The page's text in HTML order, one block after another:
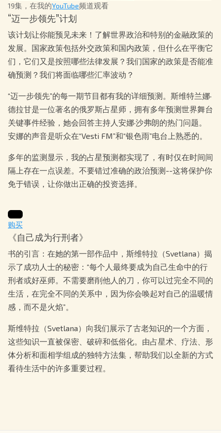
19集，在我的YouTube频道观看
“迈一步领先”计划
该计划让你能预见未来！了解世界政治和特别的金融政策的
发展。国家政策包括外交政策和国内政策，但什么在平衡它
们，它们又是按照哪些法律发展？我们国家的政策是否能准
确预测？我们将面临哪些汇率波动？
“迈一步领先”的每一期节目都有我的详细预测。斯维特兰娜·
德拉甘是一位著名的俄罗斯占星师，拥有多年预测世界舞台
关键事件经验，她会回答主持人安娜·沙弗朗的热门问题。
安娜的声音是听众在“Vesti FM”和“银色雨”电台上熟悉的。
多年的监测显示，我的占星预测都实现了，有时仅在时间间
隔上存在一点误差。不要错过准确的政治预测--这将保护你
免于错误，让你做出正确的投资选择。
购买
《自己成为行刑者》
书的引言：在她的第一部作品中，斯维特拉（Svetlana）揭
示了成功人士的秘密：“每个人最终要成为自己生命中的行
刑者或好巫师。不需要磨削他人的刀，你可以过完全不同的
生活，在完全不同的关系中，因为你会唤起对自己的温暖情
感，而不是火焰”。
斯维特拉（Svetlana）向我们展示了古老知识的一个方面，
这些知识一直被保密、破碎和低俗化。由占星术、疗法、形
体分析和面相学组成的独特方法集，帮助我们以全新的方式
看待生活中的许多重要过程。